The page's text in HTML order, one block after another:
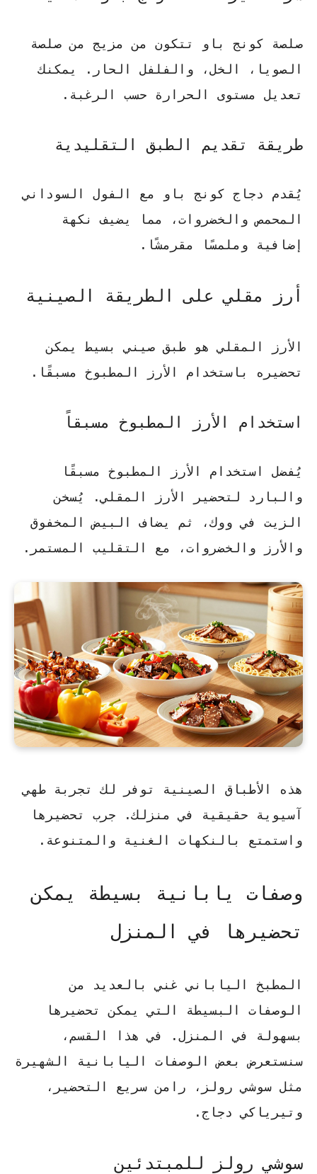
صلصة كونج باو تتكون من مزيج من صلصة
الصويا، الخل، والفلفل الحار. يمكنك
تعديل مستوى الحرارة حسب الرغبة.
طريقة تقديم الطبق التقليدية
يُقدم دجاج كونج باو مع الفول السوداني
المحمص والخضروات، مما يضيف نكهة
إضافية وملمسًا مقرمشًا.
أرز مقلي على الطريقة الصينية
الأرز المقلي هو طبق صيني بسيط يمكن
تحضيره باستخدام الأرز المطبوخ مسبقًا.
استخدام الأرز المطبوخ مسبقاً
يُفضل استخدام الأرز المطبوخ مسبقًا
والبارد لتحضير الأرز المقلي. يُسخن
الزيت في ووك، ثم يضاف البيض المخفوق
والأرز والخضروات، مع التقليب المستمر.
هذه الأطباق الصينية توفر لك تجربة طهي
آسيوية حقيقية في منزلك. جرب تحضيرها
واستمتع بالنكهات الغنية والمتنوعة.
وصفات يابانية بسيطة يمكن
تحضيرها في المنزل
المطبخ الياباني غني بالعديد من
الوصفات البسيطة التي يمكن تحضيرها
بسهولة في المنزل. في هذا القسم،
سنستعرض بعض الوصفات اليابانية الشهيرة
مثل سوشي رولز، رامن سريع التحضير،
وتيرياكي دجاج.
سوشي رولز للمبتدئين